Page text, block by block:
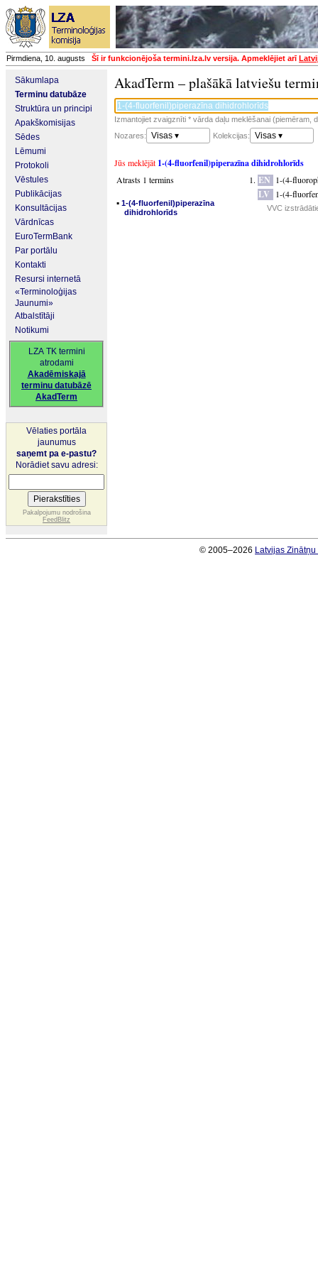
Pirmdiena, 10. augusts Šī ir funkcionējoša termini.lza.lv versija. Apmeklējiet arī
Sākumlapa
Terminu datubāze
Struktūra un principi
Apakškomisijas
Sēdes
Lēmumi
Protokoli
Vēstules
Publikācijas
Konsultācijas
Vārdnīcas
EuroTermBank
Par portālu
Kontakti
Resursi internetā
«Terminoloģijas
Jaunumi»
Atbalstītāji
Notikumi
LZA TK termini
atrodami
Akadēmiskajā
terminu datubāzē
AkadTerm
Vēlaties portāla
jaunumus
saņemt pa e-pastu?
Norādiet savu adresi:
Pakalpojumu nodrošina
FeedBlitz
AkadTerm – plašākā latviešu
Izmantojiet zvaigznīti * vārda daļu meklēšanai (piemēram,
Nozares:
Visas ▾ Kolekcijas: Visas ▾
Jūs meklējāt 1-(4-fluorfenil)piperazīna dihidrohlorīds
Atrasts 1 termins
▪ 1-(4-fluorfenil)piperazīna
dihidrohlorīds
EN 1-(4-
LV 1-(4-
VVC
© 2005–2026 Latvijas